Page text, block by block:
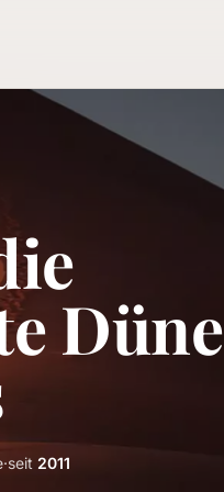
Düne
·seit 2011